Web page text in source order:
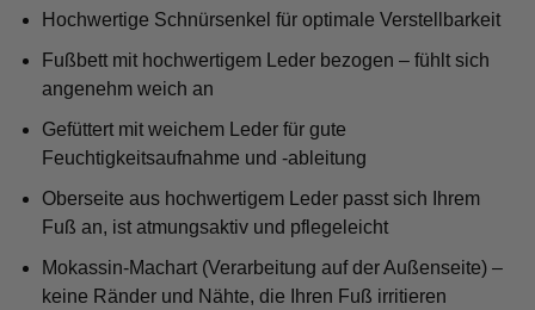
Hochwertige Schnürsenkel für optimale Verstellbarkeit
Fußbett mit hochwertigem Leder bezogen – fühlt sich
angenehm weich an
Gefüttert mit weichem Leder für gute
Feuchtigkeitsaufnahme und -ableitung
Oberseite aus hochwertigem Leder passt sich Ihrem
Fuß an, ist atmungsaktiv und pflegeleicht
Mokassin-Machart (Verarbeitung auf der Außenseite) –
keine Ränder und Nähte, die Ihren Fuß irritieren